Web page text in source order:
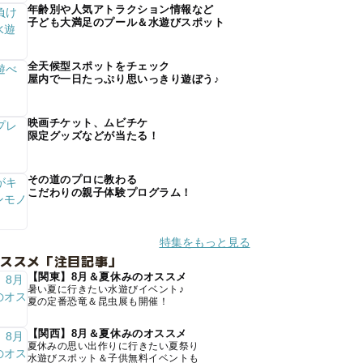
年齢別や人気アトラクション情報など
子ども大満足のプール＆水遊びスポット
全天候型スポットをチェック
屋内で一日たっぷり思いっきり遊ぼう♪
映画チケット、ムビチケ
限定グッズなどが当たる！
その道のプロに教わる
こだわりの親子体験プログラム！
特集をもっと見る
スメ「注目記事」
【関東】8月＆夏休みのオススメ
暑い夏に行きたい水遊びイベント♪
夏の定番恐竜＆昆虫展も開催！
【関西】8月＆夏休みのオススメ
夏休みの思い出作りに行きたい夏祭り
水遊びスポット＆子供無料イベントも